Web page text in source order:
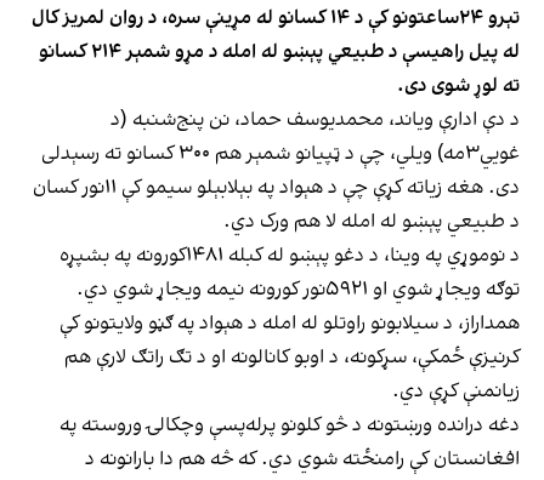
تېرو ۲۴ساعتونو کې د ۱۴ کسانو له مړینې سره، د روان لمریز کال
له پیل راهیسې د طبیعي پېښو له امله د مړو شمېر ۲۱۴ کسانو
ته لوړ شوی دی.
د دې ادارې ویاند، محمدیوسف حماد، نن پنج‌شنبه (د
غویي۳مه) ویلي، چې د ټپیانو شمېر هم ۳۰۰ کسانو ته رسېدلی
دی. هغه زیاته کړې چې د هېواد په بېلابېلو سیمو کې ۱۱نور کسان
د طبیعي پېښو له امله لا هم ورک دي.
د نوموړي په وینا، د دغو پېښو له کبله ۱۴۸۱کورونه په بشپړه
توګه ویجاړ شوي او ۵۹۲۱نور کورونه نیمه ویجاړ شوي دي.
همداراز، د سیلابونو راوتلو له امله د هېواد په ګڼو ولایتونو کې
کرنیزې ځمکې، سړکونه، د اوبو کانالونه او د تګ راتګ لارې هم
زیانمنې کړې دي.
دغه درانده ورښتونه د څو کلونو پرله‌پسې وچکالۍ وروسته په
افغانستان کې رامنځته شوي دي. که څه هم دا بارانونه د